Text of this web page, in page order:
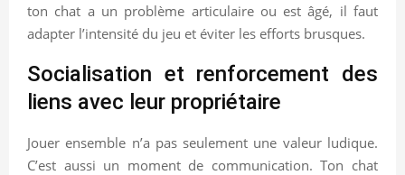
ton chat a un problème articulaire ou est âgé, il faut
adapter l’intensité du jeu et éviter les efforts brusques.
Socialisation et renforcement des
liens avec leur propriétaire
Jouer ensemble n’a pas seulement une valeur ludique.
C’est aussi un moment de communication. Ton chat